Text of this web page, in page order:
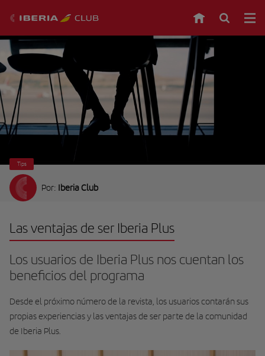
Tips
Por: Iberia Club
Las ventajas de ser Iberia Plus
Los usuarios de Iberia Plus nos cuentan los
beneficios del programa
Desde el próximo número de la revista, los usuarios contarán sus
propias experiencias y las ventajas de ser parte de la comunidad
de Iberia Plus.